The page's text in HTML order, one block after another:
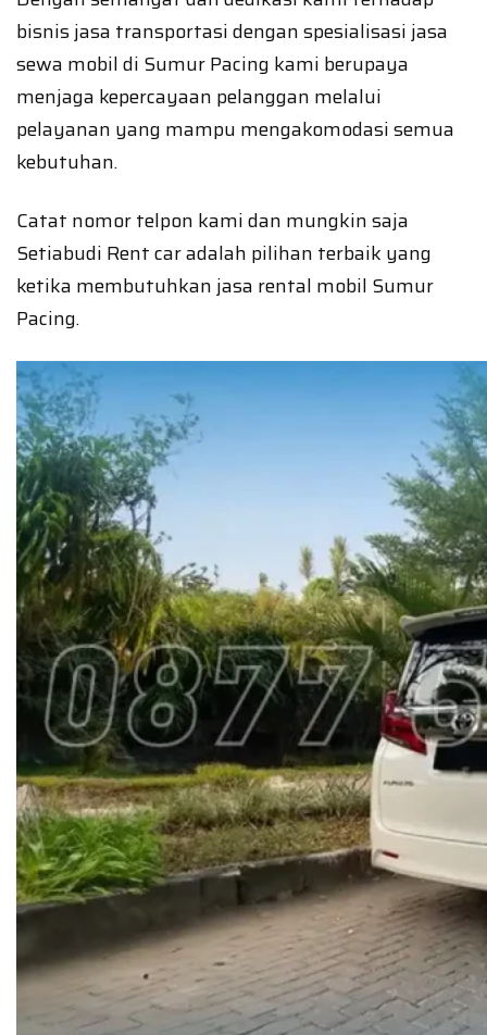
bisnis jasa transportasi dengan spesialisasi jasa
sewa mobil di Sumur Pacing kami berupaya
menjaga kepercayaan pelanggan melalui
pelayanan yang mampu mengakomodasi semua
kebutuhan.
Catat nomor telpon kami dan mungkin saja
Setiabudi Rent car adalah pilihan terbaik yang
ketika membutuhkan jasa rental mobil Sumur
Pacing.